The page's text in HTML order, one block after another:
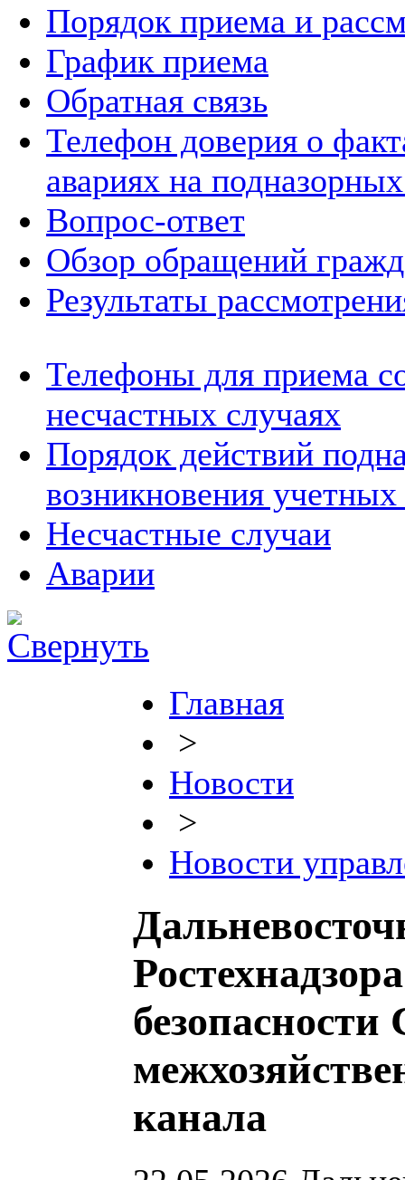
Порядок приема и
График приема
Обратная связь
Телефон доверия о
авариях на
Вопрос-ответ
Обзор обращений
Результаты
Телефоны для приема
несчастных случаях
Порядок действий
возникновения
Несчастные случаи
Аварии
Главная
>
Новости
>
Новости
канала